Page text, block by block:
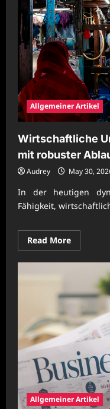
Allgemeiner Artikel
Wirtschaftliche
mit robuster
Audrey May 30,
In der heutigen
Fähigkeit,
Read MoreRead
more
robuster
Allgemeiner Artikel